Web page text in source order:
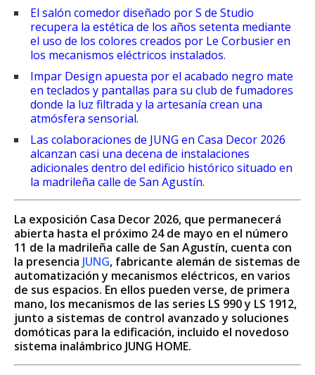
El salón comedor diseñado por S de Studio
recupera la estética de los años setenta mediante
el uso de los colores creados por Le Corbusier en
los mecanismos eléctricos instalados.
Impar Design apuesta por el acabado negro mate
en teclados y pantallas para su club de fumadores
donde la luz filtrada y la artesanía crean una
atmósfera sensorial.
Las colaboraciones de JUNG en Casa Decor 2026
alcanzan casi una decena de instalaciones
adicionales dentro del edificio histórico situado en
la madrileña calle de San Agustín.
La exposición Casa Decor 2026, que permanecerá
abierta hasta el próximo 24 de mayo en el número
11 de la madrileña calle de San Agustín, cuenta con
la presencia JUNG, fabricante alemán de sistemas de
automatización y mecanismos eléctricos, en varios
de sus espacios. En ellos pueden verse, de primera
mano, los mecanismos de las series LS 990 y LS 1912,
junto a sistemas de control avanzado y soluciones
domóticas para la edificación, incluido el novedoso
sistema inalámbrico JUNG HOME.